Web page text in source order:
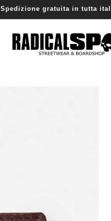
Spedizione gratuita in tutta